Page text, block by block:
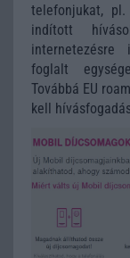
telefonjukat, pl.
indított
internetezésre
foglalt
Továbbá EU
kell